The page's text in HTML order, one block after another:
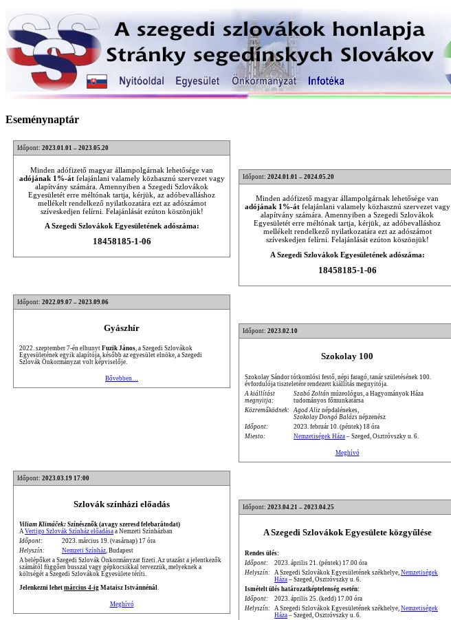
Eseménynaptár
Időpont: 2023.01.01 – 2023.05.20
Minden adófizető magyar állampolgárnak lehetősége van
adójának 1%-átfelajánlani valamely közhasznú szervezet vagy
alapítvány számára. Amennyiben a Szegedi Szlovákok
Egyesületét erre méltónak tartja, kérjük, az adóbevalláshoz
mellékelt rendelkező nyilatkozatára ezt az adószámot
szíveskedjen felírni. Felajánlását ezúton köszönjük!
A Szegedi Szlovákok Egyesületének adószáma:
18458185-1-06
Időpont: 2024.01.01 – 2024.05.20
Minden adófizető magyar állampolgárnak lehetősége van
adójának 1%-átfelajánlani valamely közhasznú szervezet vagy
alapítvány számára. Amennyiben a Szegedi Szlovákok
Egyesületét erre méltónak tartja, kérjük, az adóbevalláshoz
mellékelt rendelkező nyilatkozatára ezt az adószámot
szíveskedjen felírni. Felajánlását ezúton köszönjük!
A Szegedi Szlovákok Egyesületének adószáma:
18458185-1-06
Időpont: 2022.09.07 – 2023.09.06
Gyászhír
2022. szeptember 7-én elhunyt Fuzik János, a Szegedi Szlovákok
Egyesületének egyik alapítója, később az egyesület elnöke, a Szegedi
Szlovák Önkormányzat volt képviselője.
Bővebben…
Időpont: 2023.02.10
Szokolay 100
Szokolay Sándor tótkomlósi festő, népi faragó, tanár születésének 100.
évfordulója tiszteletére rendezett kiállítás megnyitója.
A kiállítást
megnyitja:
Szabó Zoltán múzeológus, a Hagyományok Háza
tudományos főmunkatársa
Közreműködnek: Agod Aliz népdalénekes,
Szokolay Dongó Balázs népzenész
Időpont:
2023. február 10. (péntek) 18 óra
Miesto:
Nemzetiségek Háza – Szeged, Osztróvszky u. 6.
Meghívó
Időpont: 2023.03.19 17:00
Szlovák színházi előadás
Viliam Klimáček: Színésznők (avagy szeresd felebarátodat)
AVertigo Szlovák Színház előadása a Nemzeti Színházban
Időpont:
2023. március 19. (vasárnap) 17 óra
Helyszín:
Nemzeti Színház, Budapest
A belépőket a Szegedi Szlovák Önkormányzat fizeti. Az utazást a jelentkezők
számától függően busszal vagy gépkocsikkal tervezzük, melyeknek a
költségét a Szegedi Szlovákok Egyesülete téríti.
Jelenkezni lehet március 4-ig Mataisz Istvánnénál.
Meghívó
Időpont: 2023.04.21 – 2023.04.25
A Szegedi Szlovákok Egyesülete közgyűlése
Rendes ülés:
Időpont:
2023. április 21. (péntek) 17.00 óra
Helyszín:
A Szegedi Szlovákok Egyesületének székhelye, Nemzetiségek
Háza – Szeged, Osztróvszky u. 6.
Ismételt ülés határozatképtelenség esetén:
Időpont:
2023. április 25. (kedd) 17.00 óra
Helyszín:
A Szegedi Szlovákok Egyesületének székhelye, Nemzetiségek
Háza – Szeged, Osztróvszky u. 6.